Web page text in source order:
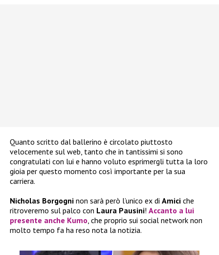
Quanto scritto dal ballerino è circolato piuttosto
velocemente sul web, tanto che in tantissimi si sono
congratulati con lui e hanno voluto esprimergli tutta la loro
gioia per questo momento così importante per la sua
carriera.
Nicholas Borgogni non sarà però l’unico ex di Amici che
ritroveremo sul palco con Laura Pausini! Accanto a lui
presente anche Kumo, che proprio sui social network non
molto tempo fa ha reso nota la notizia.